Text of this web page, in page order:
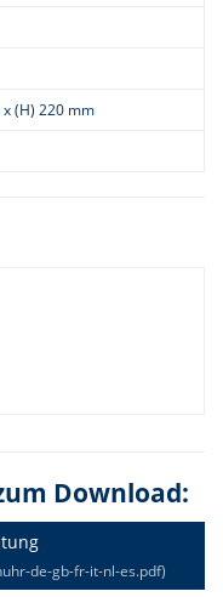
x (H) 220 mm
Download:
de-gb-fr-it-nl-es.pdf)